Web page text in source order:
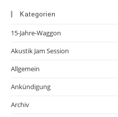
Kategorien
15-Jahre-Waggon
Akustik Jam Session
Allgemein
Ankündigung
Archiv